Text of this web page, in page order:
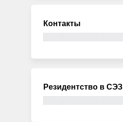
Контакты
Резидентство в СЭЗ